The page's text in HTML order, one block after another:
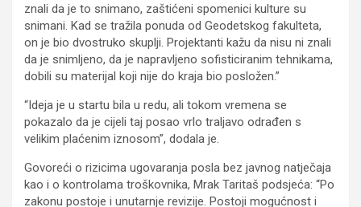
znali da je to snimano, zaštićeni spomenici kulture su
snimani. Kad se tražila ponuda od Geodetskog fakulteta,
on je bio dvostruko skuplji. Projektanti kažu da nisu ni znali
da je snimljeno, da je napravljeno sofisticiranim tehnikama,
dobili su materijal koji nije do kraja bio posložen.”
“Ideja je u startu bila u redu, ali tokom vremena se
pokazalo da je cijeli taj posao vrlo traljavo odrađen s
velikim plaćenim iznosom”, dodala je.
Govoreći o rizicima ugovaranja posla bez javnog natječaja
kao i o kontrolama troškovnika, Mrak Taritaš podsjeća: “Po
zakonu postoje i unutarnje revizije. Postoji mogućnost i